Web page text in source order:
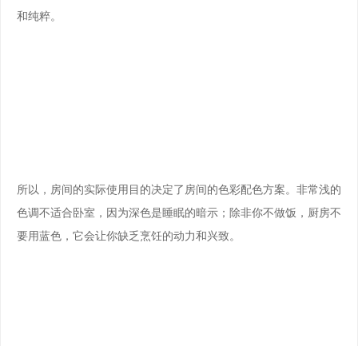
和纯粹。
所以，房间的实际使用目的决定了房间的色彩配色方案。非常浅的
色调不适合卧室，因为深色是睡眠的暗示；除非你不做饭，厨房不
要用蓝色，它会让你缺乏烹饪的动力和兴致。